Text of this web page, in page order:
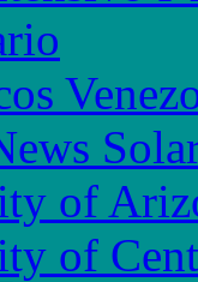
of
of